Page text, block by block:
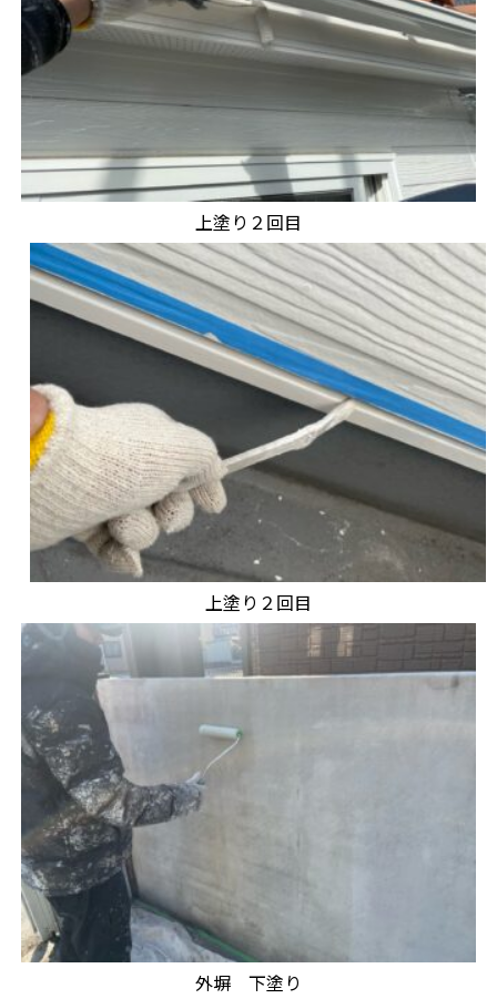
上塗り２回目
上塗り２回目
外塀 下塗り